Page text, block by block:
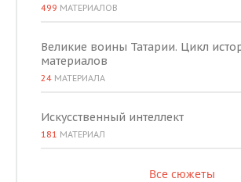
499 МАТЕРИАЛОВ
Великие воины Татарии. Цикл
материалов
24 МАТЕРИАЛА
Искусственный интеллект
181 МАТЕРИАЛ
Все сюжеты